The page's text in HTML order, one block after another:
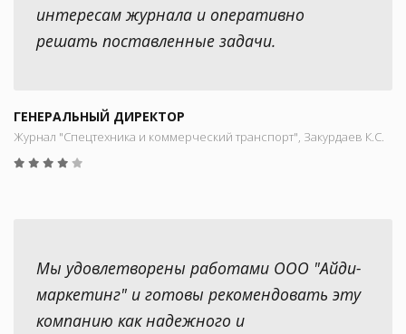
интересам журнала и оперативно
решать поставленные задачи.
ГЕНЕРАЛЬНЫЙ ДИРЕКТОР
Журнал "Спецтехника и коммерческий транспорт", Закурдаев К.С.
Мы удовлетворены работами ООО "Айди-
маркетинг" и готовы рекомендовать эту
компанию как надежного и